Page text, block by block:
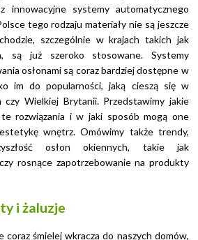
innowacyjne systemy automatycznego
tego rodzaju materiały nie są jeszcze
szczególnie w krajach takich jak
są już szeroko stosowane. Systemy
osłonami są coraz bardziej dostępne w
im do popularności, jaką cieszą się w
czy Wielkiej Brytanii. Przedstawimy jakie
rozwiązania i w jaki sposób mogą one
wnętrz. Omówimy także trendy,
osłon okiennych, takie jak
rosnące zapotrzebowanie na produkty
i żaluzje
coraz śmielej wkracza do naszych domów,